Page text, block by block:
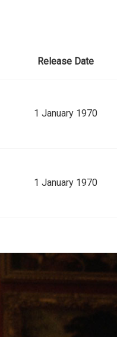
Release Date
1 January 1970
1 January 1970